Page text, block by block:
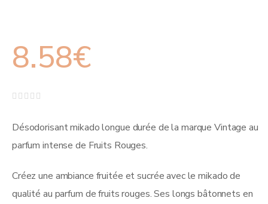
8.58€
sur
5
Désodorisant mikado longue durée de la marque Vintage au
parfum intense de Fruits Rouges.
Créez une ambiance fruitée et sucrée avec le mikado de
qualité au parfum de fruits rouges. Ses longs bâtonnets en